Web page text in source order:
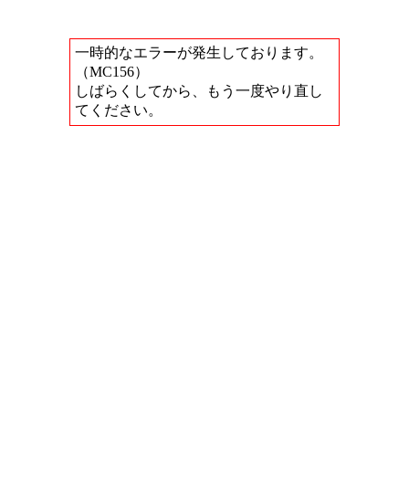
一時的なエラーが発生しております。
（MC156）
しばらくしてから、もう一度やり直し
てください。